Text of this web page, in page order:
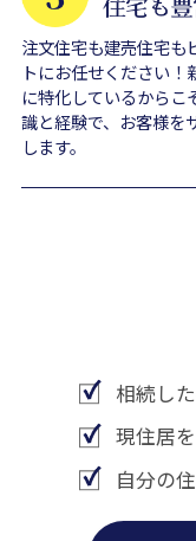
注文住宅も建売住宅も
トにお任せください！
に特化しているからこ
識と経験で、お客様を
します。
相続し
現住居
自分の